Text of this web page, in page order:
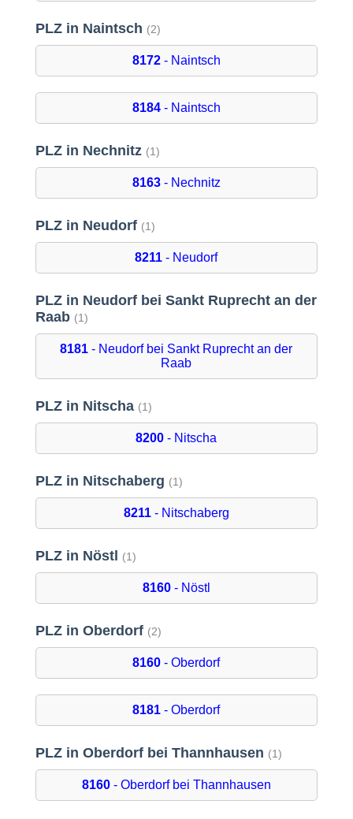
PLZ in Naintsch (2)
8172- Naintsch
8184- Naintsch
PLZ in Nechnitz (1)
8163- Nechnitz
PLZ in Neudorf (1)
8211 - Neudorf
PLZ in Neudorf bei Sankt Ruprecht an der
Raab (1)
8181 - Neudorf bei Sankt Ruprecht an der
Raab
PLZ in Nitscha (1)
8200 - Nitscha
PLZ in Nitschaberg (1)
8211- Nitschaberg
PLZ in Nöstl (1)
8160- Nöstl
PLZ in Oberdorf (2)
8160 - Oberdorf
8181 - Oberdorf
PLZ in Oberdorf bei Thannhausen (1)
8160- Oberdorf bei Thannhausen